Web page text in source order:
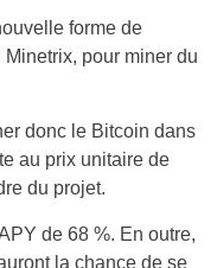
forme de
pour miner du
donc le Bitcoin dans
au prix unitaire de
du projet.
de 68 %. En outre,
la chance de se